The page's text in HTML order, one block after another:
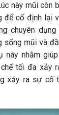
này mũi còn
để cố định lại
chuyên
sống mũi và
này nhằm
tối đa xảy
xảy ra sự cố